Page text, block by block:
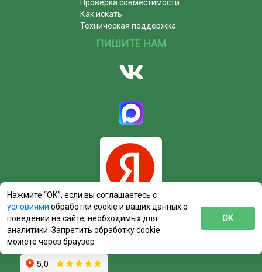
Проверка совместимости
Как искать
Техническая поддержка
ПИШИТЕ НАМ
Нажмите “ОК”, если вы соглашаетесь с
условиями обработки cookie и ваших данных о
поведении на сайте, необходимых для
аналитики. Запретить обработку cookie
можете через браузер
ОК